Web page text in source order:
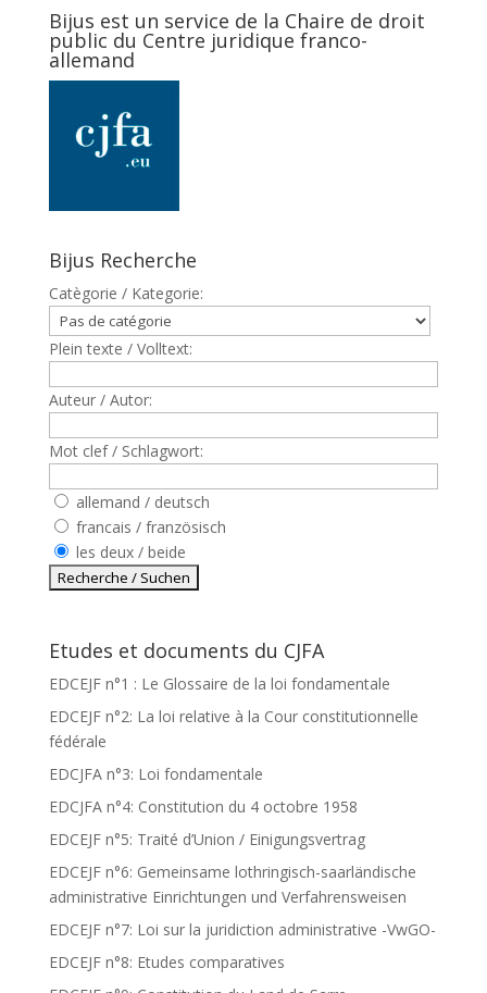
Bijus est un service de la Chaire de droit
public du Centre juridique franco-
allemand
Bijus Recherche
Catègorie / Kategorie:
Plein texte / Volltext:
Auteur / Autor:
Mot clef / Schlagwort:
allemand / deutsch
francais / französisch
les deux / beide
Etudes et documents du CJFA
EDCEJF n°1 : Le Glossaire de la loi fondamentale
EDCEJF n°2: La loi relative à la Cour constitutionnelle
fédérale
EDCJFA n°3: Loi fondamentale
EDCJFA n°4: Constitution du 4 octobre 1958
EDCEJF n°5: Traité d’Union / Einigungsvertrag
EDCEJF n°6: Gemeinsame lothringisch-saarländische
administrative Einrichtungen und Verfahrensweisen
EDCEJF n°7: Loi sur la juridiction administrative -VwGO-
EDCEJF n°8: Etudes comparatives